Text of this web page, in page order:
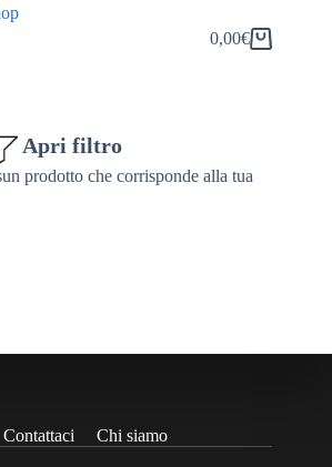
Carrello
0,00€
Apri filtro
prodotto che corrisponde alla tua
Contattaci
Chi siamo